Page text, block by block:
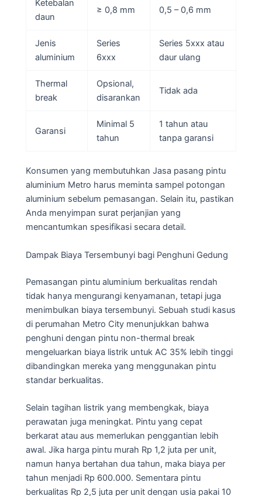
Ketebalan
daun
≥ 0,8 mm 0,5 – 0,6 mm
Jenis
aluminium
Series
6xxx
Series 5xxx atau
daur ulang
Thermal
break
Opsional,
disarankan
Tidak ada
Garansi
Minimal 5
tahun
1 tahun atau
tanpa garansi
Konsumen yang membutuhkan Jasa pasang pintu
aluminium Metro harus meminta sampel potongan
aluminium sebelum pemasangan. Selain itu, pastikan
Anda menyimpan surat perjanjian yang
mencantumkan spesifikasi secara detail.
Dampak Biaya Tersembunyi bagi Penghuni Gedung
Pemasangan pintu aluminium berkualitas rendah
tidak hanya mengurangi kenyamanan, tetapi juga
menimbulkan biaya tersembunyi. Sebuah studi kasus
di perumahan Metro City menunjukkan bahwa
penghuni dengan pintu non-thermal break
mengeluarkan biaya listrik untuk AC 35% lebih tinggi
dibandingkan mereka yang menggunakan pintu
standar berkualitas.
Selain tagihan listrik yang membengkak, biaya
perawatan juga meningkat. Pintu yang cepat
berkarat atau aus memerlukan penggantian lebih
awal. Jika harga pintu murah Rp 1,2 juta per unit,
namun hanya bertahan dua tahun, maka biaya per
tahun menjadi Rp 600.000. Sementara pintu
berkualitas Rp 2,5 juta per unit dengan usia pakai 10